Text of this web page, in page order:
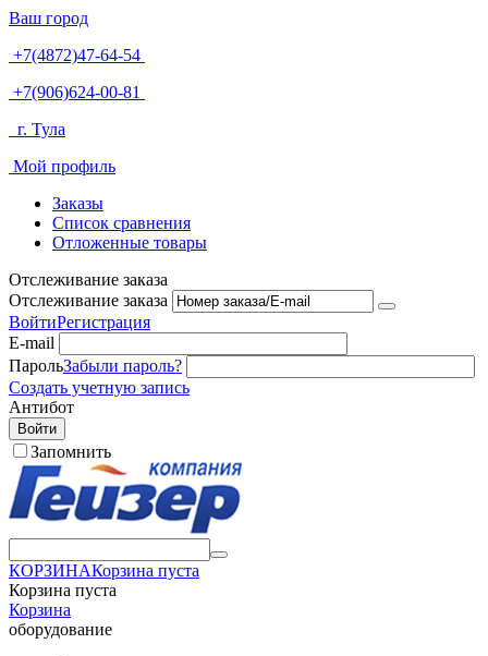
Ваш город
+7(4872)47-64-54
+7(906)624-00-81
г. Тула
Мой профиль
Заказы
Список сравнения
Отложенные товары
Отслеживание заказа
Отслеживание заказа
ВойтиРегистрация
E-mail
ПарольЗабыли пароль?
Создать учетную запись
Антибот
Войти
Запомнить
КОРЗИНАКорзина пуста
Корзина пуста
Корзина
оборудование